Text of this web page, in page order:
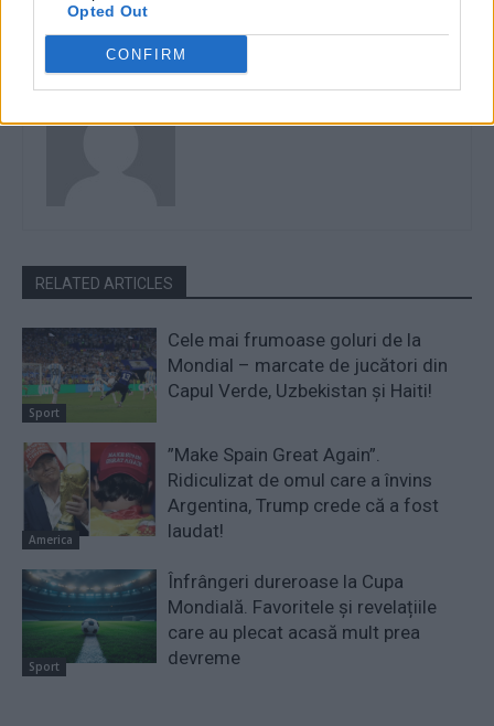
Opted Out
CONFIRM
Redacţia
RELATED ARTICLES
Sport
Cele mai frumoase goluri de la
Mondial – marcate de jucători din
Capul Verde, Uzbekistan și Haiti!
America
”Make Spain Great Again”.
Ridiculizat de omul care a învins
Argentina, Trump crede că a fost
laudat!
Sport
Înfrângeri dureroase la Cupa
Mondială. Favoritele și revelațiile
care au plecat acasă mult prea
devreme